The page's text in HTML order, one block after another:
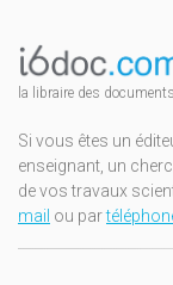
la libraire des
Si vous êtes un
enseignant, un
de vos travaux
mail ou par